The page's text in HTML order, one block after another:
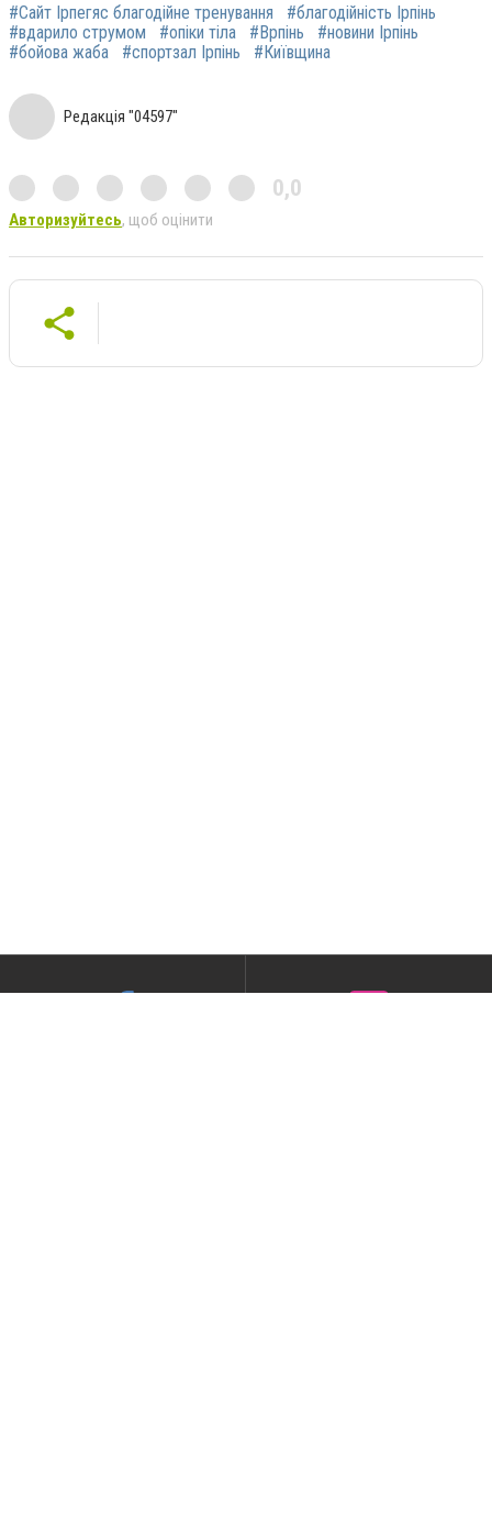
#Сайт Ірпегяс благодійне тренування
#благодійність Ірпінь
#вдарило струмом
#опіки тіла #Врпінь
#новини Ірпінь
#бойова жаба
#спортзал Ірпінь #Київщина
Редакція "04597"
0,0
Авторизуйтесь, щоб оцінити